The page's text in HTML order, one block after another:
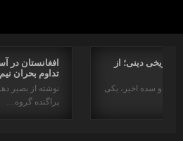
افغانستان در
تداوم بحران
نوشته از بصیر
پراگنده گروه…
دینی؛ از
در دو سده اخیر، یکی